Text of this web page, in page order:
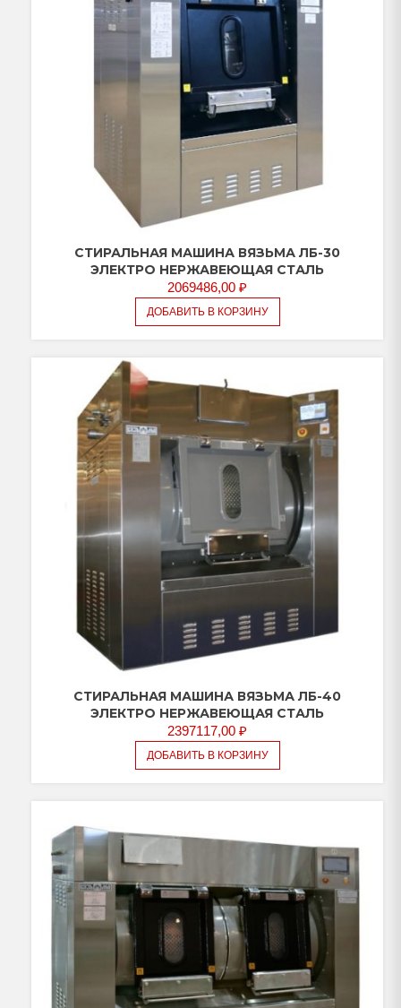
СТИРАЛЬНАЯ МАШИНА ВЯЗЬМА ЛБ-30
ЭЛЕКТРО НЕРЖАВЕЮЩАЯ СТАЛЬ
2069486,00 ₽
ДОБАВИТЬ В КОРЗИНУ
СТИРАЛЬНАЯ МАШИНА ВЯЗЬМА ЛБ-40
ЭЛЕКТРО НЕРЖАВЕЮЩАЯ СТАЛЬ
2397117,00 ₽
ДОБАВИТЬ В КОРЗИНУ